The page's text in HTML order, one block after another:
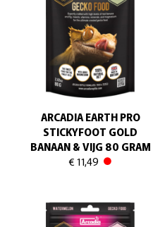
ARCADIA EARTH PRO
STICKYFOOT GOLD
BANAAN & VIJG 80 GRAM
€ 11,49